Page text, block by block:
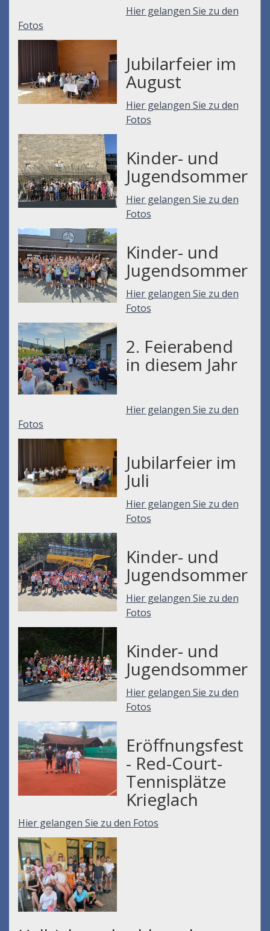
Hier gelangen Sie zu den
Fotos
Jubilarfeier im
August
Hier gelangen Sie zu den
Fotos
Kinder- und
Jugendsommer
Hier gelangen Sie zu den
Fotos
Kinder- und
Jugendsommer
Hier gelangen Sie zu den
Fotos
2. Feierabend
in diesem Jahr
Hier gelangen Sie zu den
Fotos
Jubilarfeier im
Juli
Hier gelangen Sie zu den
Fotos
Kinder- und
Jugendsommer
Hier gelangen Sie zu den
Fotos
Kinder- und
Jugendsommer
Hier gelangen Sie zu den
Fotos
Eröffnungsfest
- Red-Court-
Tennisplätze
Krieglach
Hier gelangen Sie zu den Fotos